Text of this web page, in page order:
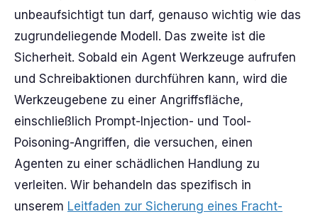
unbeaufsichtigt tun darf, genauso wichtig wie das
zugrundeliegende Modell. Das zweite ist die
Sicherheit. Sobald ein Agent Werkzeuge aufrufen
und Schreibaktionen durchführen kann, wird die
Werkzeugebene zu einer Angriffsfläche,
einschließlich Prompt-Injection- und Tool-
Poisoning-Angriffen, die versuchen, einen
Agenten zu einer schädlichen Handlung zu
verleiten. Wir behandeln das spezifisch in
unserem Leitfaden zur Sicherung eines Fracht-